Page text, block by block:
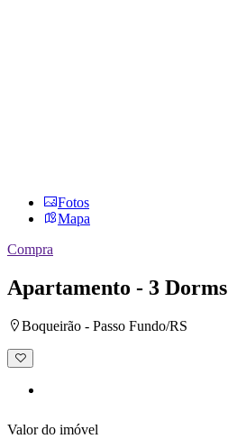
Fotos
Mapa
Compra
Apartamento - 3 Dorms
Boqueirão - Passo Fundo/RS
Adicionar
à
Valor do imóvel